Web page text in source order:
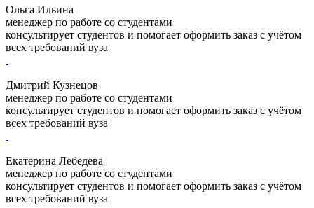
Ольга Ильина
менеджер по работе со студентами
консультирует студентов и помогает оформить заказ с учётом
всех требований вуза
Дмитрий Кузнецов
менеджер по работе со студентами
консультирует студентов и помогает оформить заказ с учётом
всех требований вуза
Екатерина Лебедева
менеджер по работе со студентами
консультирует студентов и помогает оформить заказ с учётом
всех требований вуза